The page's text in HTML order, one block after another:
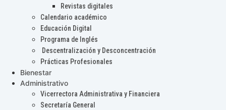
Revistas digitales
Calendario académico
Educación Digital
Programa de Inglés
Descentralización y Desconcentración
Prácticas Profesionales
Bienestar
Administrativo
Vicerrectora Administrativa y Financiera
Secretaría General